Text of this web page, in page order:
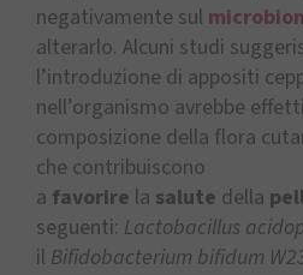
negativamente sul
alterarlo. Alcuni studi
l’introduzione di appositi
nell’organismo avrebbe
composizione della flora
che contribuiscono
a favorire la salute della
seguenti: Lactobacillus
il Bifidobacterium bifidum